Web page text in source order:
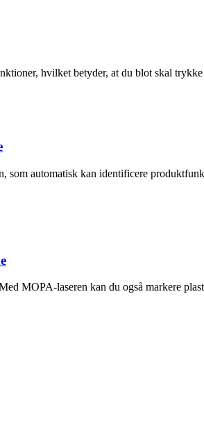
hvilket betyder, at du blot skal
automatisk kan identificere
MOPA-laseren kan du også markere